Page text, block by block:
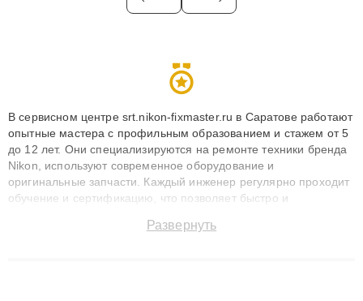
В сервисном центре srt.nikon-fixmaster.ru в Саратове работают
опытные мастера с профильным образованием и стажем от 5
до 12 лет. Они специализируются на ремонте техники бренда
Nikon, используют современное оборудование и
оригинальные запчасти. Каждый инженер регулярно проходит
обучение и сертификацию, что позволяет быстро и
сохранением гарантии до 3 лет. Наши мастера решают
Развернуть